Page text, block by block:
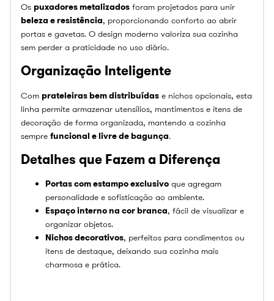
Os puxadores metalizados foram projetados para unir
beleza e resistência, proporcionando conforto ao abrir
portas e gavetas. O design moderno valoriza sua cozinha
sem perder a praticidade no uso diário.
Organização Inteligente
Com prateleiras bem distribuídas e nichos opcionais, esta
linha permite armazenar utensílios, mantimentos e itens de
decoração de forma organizada, mantendo a cozinha
sempre funcional e livre de bagunça.
Detalhes que Fazem a Diferença
Portas com estampo exclusivo que agregam
personalidade e sofisticação ao ambiente.
Espaço interno na cor branca, fácil de visualizar e
organizar objetos.
Nichos decorativos, perfeitos para condimentos ou
itens de destaque, deixando sua cozinha mais
charmosa e prática.